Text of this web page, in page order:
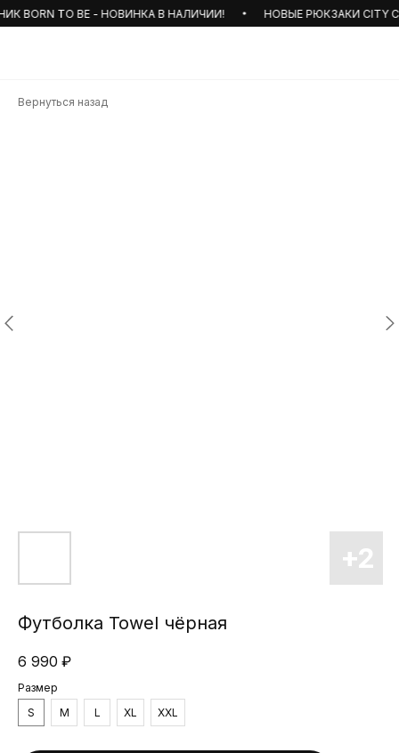
BORN TO BE - НОВИНКА В НАЛИЧИИ! НОВЫЕ РЮКЗАКИ CITY
Вернуться назад
Футболка Towel чёрная
6 990 ₽
Размер
S
M L XL XXL